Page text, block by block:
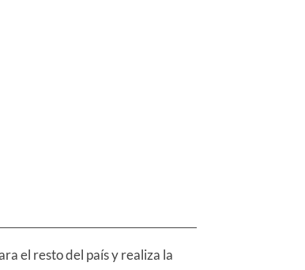
el resto del país y realiza la